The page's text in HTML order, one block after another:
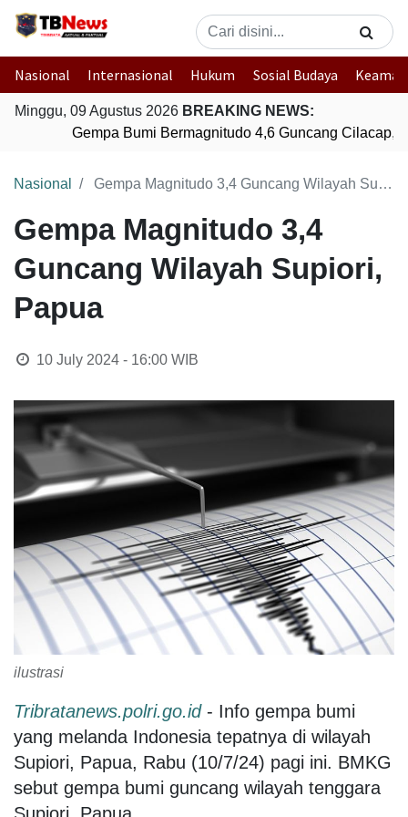
Nasional Internasional Hukum Sosial Budaya
Minggu, 09 Agustus 2026 BREAKING NEWS:
Gempa Bumi Bermagnitudo 4,6 Guncang Cilacap,
Nasional Gempa Magnitudo 3,4 Guncang Wilayah Supiori, Papua
Gempa Magnitudo 3,4
Guncang Wilayah Supiori,
Papua
10 July 2024 - 16:00WIB
ilustrasi
Tribratanews.polri.go.id - Info gempa bumi
yang melanda Indonesia tepatnya di wilayah
Supiori, Papua, Rabu (10/7/24) pagi ini. BMKG
sebut gempa bumi guncang wilayah tenggara